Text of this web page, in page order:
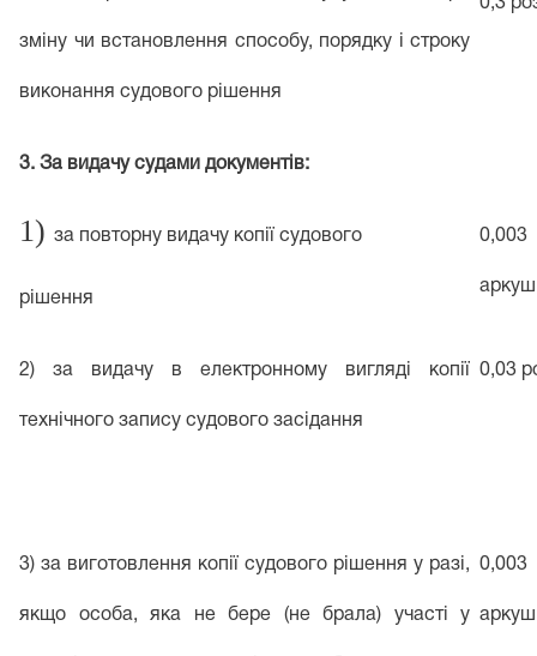
зміну чи встановлення способу, порядку і строку
виконання судового рішення
0,3
3. За видачу судами документів:
1) за повторну видачу копії судового
рішення
0,003
2) за видачу в електронному вигляді копії
технічного запису судового засідання
0,03
3) за виготовлення копії судового рішення у разі,
якщо особа, яка не бере (не брала) участі у
0,003
аркуш